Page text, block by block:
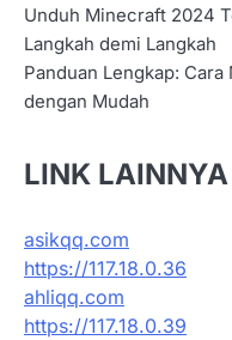
Unduh Minecraft 2024
Langkah demi Langkah
Panduan Lengkap:
dengan Mudah
LINK LAINNYA
asikqq.com
https://117.18.0.36
ahliqq.com
https://117.18.0.39